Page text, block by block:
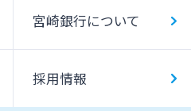
宮崎銀行について
採用情報